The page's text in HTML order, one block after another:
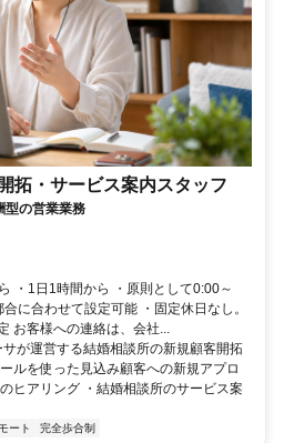
拓・サービス案内スタッフ
型の営業業務
・1日1時間から ・原則として0:00～
に合わせて設定可能 ・固定休日なし。
お客様への連絡は、会社...
が運営する結婚相談所の新規顧客開拓
ルを使った見込み顧客への新規アプロ
ヒアリング ・結婚相談所のサービス案
ート 完全歩合制